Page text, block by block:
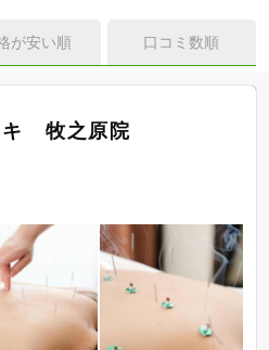
が安い順 口コミ数順
キ 牧之原院